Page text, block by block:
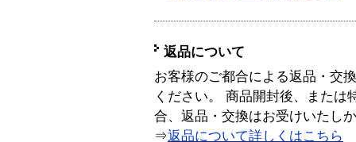
返品について
お客様のご都合による返品・交
ください。 商品開封後、または
合、返品・交換はお受けいたし
⇒返品について詳しくはこちら